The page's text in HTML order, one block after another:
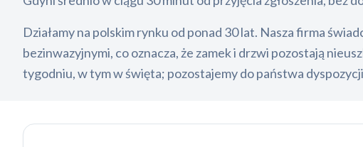
Działamy na polskim rynku od ponad 30 lat. Nasza firma
bezinwazyjnymi, co oznacza, że zamek i drzwi pozostają
tygodniu, w tym w święta; pozostajemy do państwa